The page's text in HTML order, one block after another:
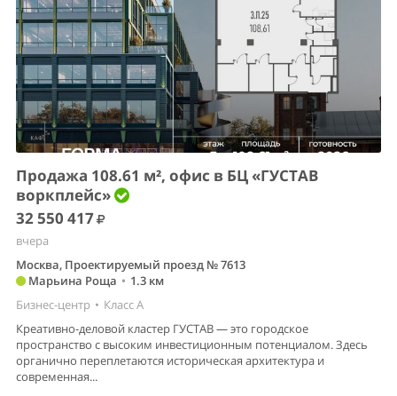
Продажа 108.61 м², офис в БЦ «ГУСТАВ
воркплейс»
32 550 417
вчера
Москва, Проектируемый проезд № 7613
Марьина Роща • 1.3 км
Бизнес-центр • Класс A
Креативно-деловой кластер ГУСТАВ — это городское
пространство с высоким инвестиционным потенциалом. Здесь
органично переплетаются историческая архитектура и
современная...